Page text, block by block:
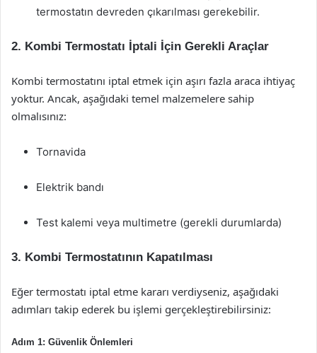
termostatın devreden çıkarılması gerekebilir.
2. Kombi Termostatı İptali İçin Gerekli Araçlar
Kombi termostatını iptal etmek için aşırı fazla araca ihtiyaç
yoktur. Ancak, aşağıdaki temel malzemelere sahip
olmalısınız:
Tornavida
Elektrik bandı
Test kalemi veya multimetre (gerekli durumlarda)
3. Kombi Termostatının Kapatılması
Eğer termostatı iptal etme kararı verdiyseniz, aşağıdaki
adımları takip ederek bu işlemi gerçekleştirebilirsiniz:
Adım 1: Güvenlik Önlemleri